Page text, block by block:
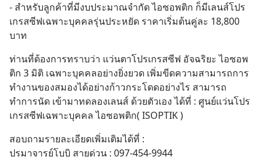
- สำหรับลูกค้าที่มีงบประมาณจำกัด ไอซอพติก ก็มีเลนส์โปร
เกรสซีฟเฉพาะบุคคลรุ่นประหยัด ราคาเริ่มต้นคู่ละ 18,800
บาท
ท่านที่ต้องการทราบว่า แว่นตาโปรเกรสซีฟ อัจฉริยะ ไอซอพ
ติก 3 มิติ เฉพาะบุคคลอย่างยิ่งยวด เพิ่มขีดความสามารถการ
ทำงานของสมองได้อย่างก้าวกระโดดอย่างไร สามารถ
ทำการนัด เข้ามาทดลองเลนส์ ด้วยตัวเอง ได้ที่ : ศูนย์เเว่นโปร
เกรสซีฟเฉพาะบุคคล ไอซอพติก( ISOPTIK )
สอบถามรายละเอียดเพิ่มเติมได้ที่ :
ปรมาจารย์โบบิ สายด่วน : 097-454-9944